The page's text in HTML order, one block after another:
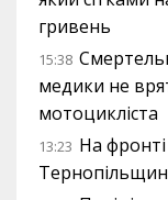
гривень
15:38
медики не
мотоцикліста
13:23 На